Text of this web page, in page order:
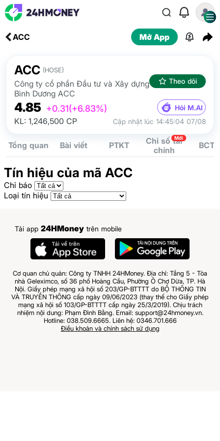
ACC Mở App
ACC (HOSE)
Công ty cổ phần Đầu tư và Xây dựng
Bình Dương ACC
Theo dõi
4.85 +0.31(+6.83%) Hỏi M.AI
KL: 1,246,500 CP Cập nhật lúc 14:45:04 07/08
Tổng quan Bài viết PTKT
Chỉ số tài
chính
Mới
BCTC
Tín hiệu của mã ACC
Chỉ báo
Loại tín hiệu
Tải app 24HMoney trên mobile
Cơ quan chủ quản: Công ty TNHH 24HMoney. Địa chỉ: Tầng 5 - Tòa
nhà Geleximco, số 36 phố Hoàng Cầu, Phường Ô Chợ Dừa, TP. Hà
Nội. Giấy phép mạng xã hội số 203/GP-BTTTT do BỘ THÔNG TIN
VÀ TRUYỀN THÔNG cấp ngày 09/06/2023 (thay thế cho Giấy phép
mạng xã hội số 103/GP-BTTTT cấp ngày 25/3/2019). Chịu trách
nhiệm nội dung: Phạm Đình Bằng. Email: support@24hmoney.vn.
Hotline: 038.509.6665. Liên hệ: 0346.701.666
Điều khoản và chính sách sử dụng